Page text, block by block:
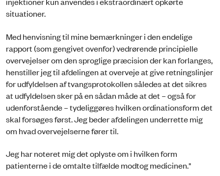
situationer.
Med henvisning til mine bemærkninger i den endelige
rapport (som gengivet ovenfor) vedrørende principielle
overvejelser om den sproglige præcision der kan forlanges,
henstiller jeg til afdelingen at overveje at give retningslinjer
for udfyldelsen af tvangsprotokollen således at det sikres
at udfyldelsen sker på en sådan måde at det – også for
udenforstående – tydeliggøres hvilken ordinationsform det
skal forsøges først. Jeg beder afdelingen underrette mig
om hvad overvejelserne fører til.
Jeg har noteret mig det oplyste om i hvilken form
patienterne i de omtalte tilfælde modtog medicinen."